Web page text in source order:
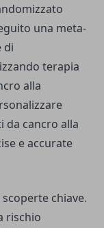
una meta-
di
terapia
alla
da cancro alla
e accurate
chiave.
rischio